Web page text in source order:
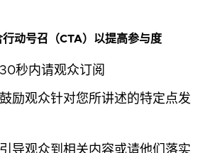
动号召（CTA）以提高参与度
秒内请观众订阅
励观众针对您所讲述的特定点发
导观众到相关内容或请他们落实